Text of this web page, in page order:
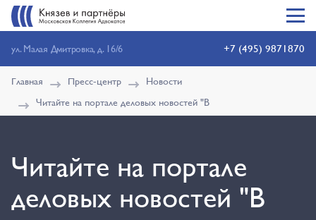
ул. Малая Дмитровка, д. 16/6 +7 (495) 9871870
Главная Пресс-центр
Новости
Читайте на портале деловых новостей "B
Читайте на портале
деловых новостей "B